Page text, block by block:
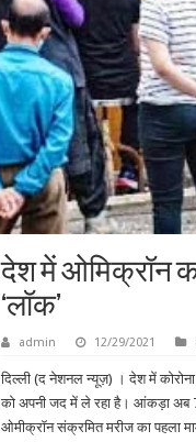
देश में ओमिक्रॉन
‘लॉक’
admin 12/29/2021
दिल्ली (द नेशनल न्यूज़) । देश में
को अपनी जद में ले रहा है। आंकड़ा अब
ओमीक्रॉन संक्रमित मरीज का पहला